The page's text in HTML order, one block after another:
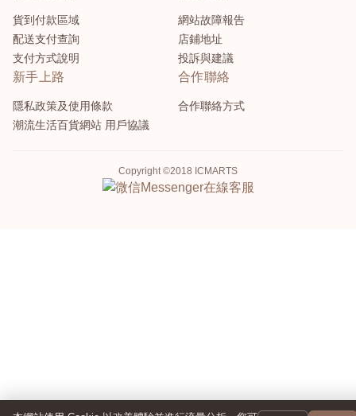
貨到付款區域
配送支付查詢
支付方式說明
網站故障報告
店鋪地址
投訴與建議
新手上路
隱私政策及使用條款
潮流生活百貨網站 用戶協議
合作聯絡
合作聯絡方式
Copyright ©2018 ICMARTS
Messenger在線客服